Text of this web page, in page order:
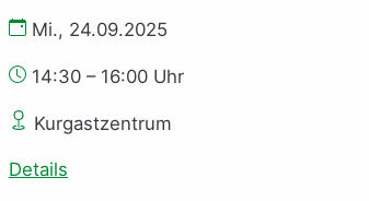
Mi., 24.09.2025
14:30 – 16:00 Uhr
Kurgastzentrum
Details